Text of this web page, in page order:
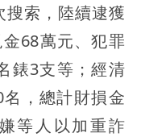
搜索，陸續逮獲
68萬元、犯罪
錶3支等；經清
，總計財損金
等人以加重詐